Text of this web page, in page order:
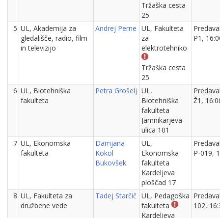
Tržaška cesta
25
5 UL, Akademija za
gledališče, radio, film
in televizijo
Andrej Perne UL, Fakulteta
za
elektrotehniko
Tržaška cesta
25
P1,
6 UL, Biotehniška
fakulteta
Petra Grošelj UL,
Biotehniška
fakulteta
Jamnikarjeva
ulica 101
Ž1,
7 UL, Ekonomska
fakulteta
Damjana
Kokol
Bukovšek
UL,
Ekonomska
fakulteta
Kardeljeva
ploščad 17
P-019,
8 UL, Fakulteta za
družbene vede
Tadej Starčič UL, Pedagoška
fakulteta
Kardeljeva
102,